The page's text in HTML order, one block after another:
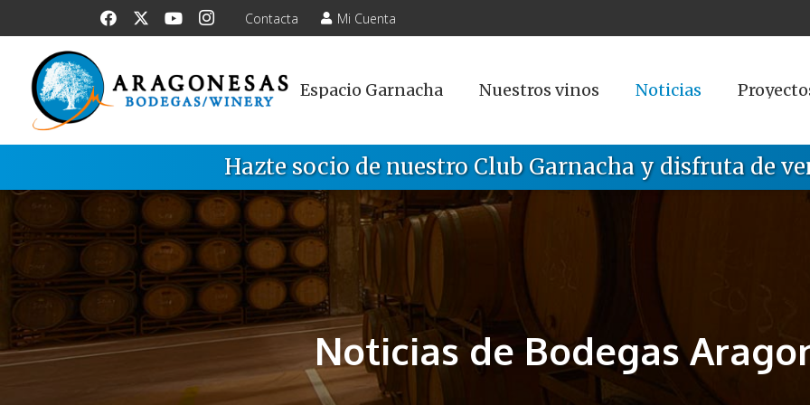
Contacta Mi Cuenta
Espacio Garnacha Nuestros vinos Noticias
Hazte socio de nuestro Club Garnacha y disfruta de
Noticias de Bodegas